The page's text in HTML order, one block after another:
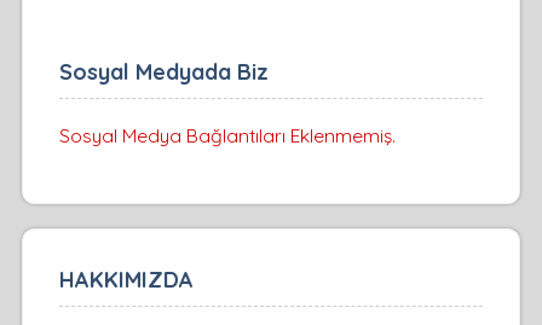
Sosyal Medyada Biz
Sosyal Medya Bağlantıları Eklenmemiş.
HAKKIMIZDA